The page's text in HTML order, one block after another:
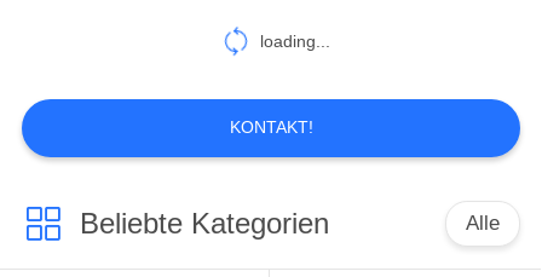
Harz-Sandguss
16
loading...
KONTAKT!
Beliebte Kategorien Alle